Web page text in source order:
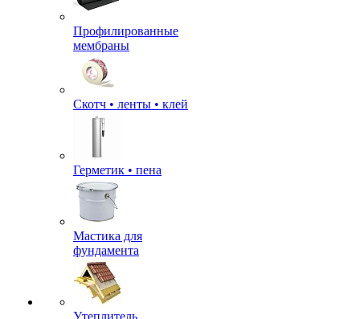
Профилированные
мембраны
Скотч • ленты • клей
Герметик • пена
Мастика для
фундамента
Утеплитель